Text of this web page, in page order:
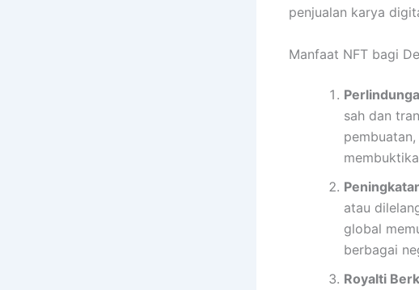
penjualan karya
Manfaat NFT bagi
sah dan
atau
global
berbagai
Royalti